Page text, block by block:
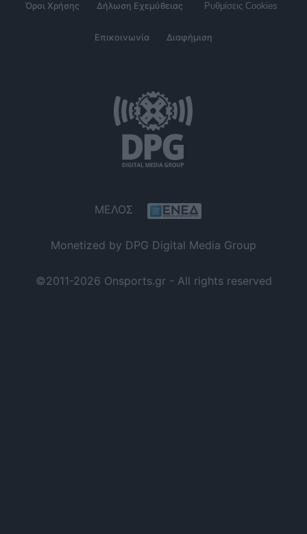
Όροι Χρήσης Δήλωση Εχεμύθειας Ρυθμίσεις Cookies
Επικοινωνία Διαφήμιση
ΜΕΛΟΣ
Monetized by DPG Digital Media Group
©2011-2026 Onsports.gr - All rights reserved